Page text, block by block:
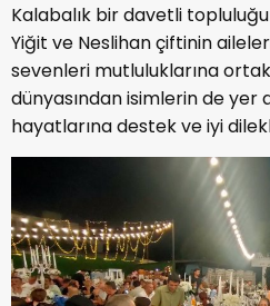
Kalabalık bir davetli
Yiğit ve Neslihan çiftinin
sevenleri mutluluklarına
dünyasından isimlerin de yer
hayatlarına destek ve iyi